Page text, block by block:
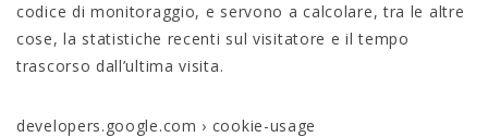
codice di monitoraggio, e servono a calcolare, tra le altre
cose, la statistiche recenti sul visitatore e il tempo
trascorso dall’ultima visita.
developers.google.com › cookie-usage